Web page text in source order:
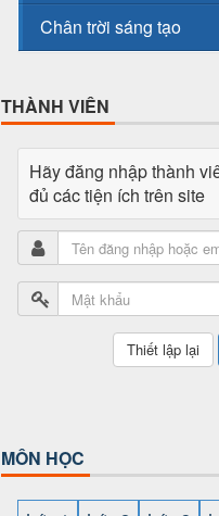
Chân trời sáng tạo
THÀNH VIÊN
Hãy đăng nhập thành
đủ các tiện ích trên site
MÔN HỌC